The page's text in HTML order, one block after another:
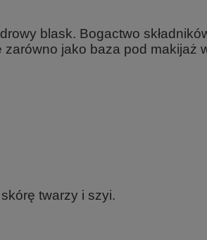
blask. Bogactwo
jako baza pod makijaż
twarzy i szyi.